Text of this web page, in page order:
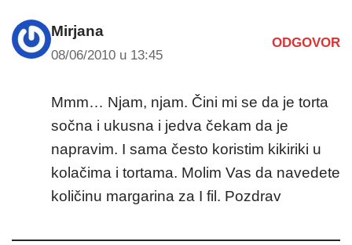
Mirjana
08/06/2010 u 13:45
ODGOVOR
Mmm… Njam, njam. Čini mi se da je torta
sočna i ukusna i jedva čekam da je
napravim. I sama često koristim kikiriki u
kolačima i tortama. Molim Vas da navedete
količinu margarina za I fil. Pozdrav